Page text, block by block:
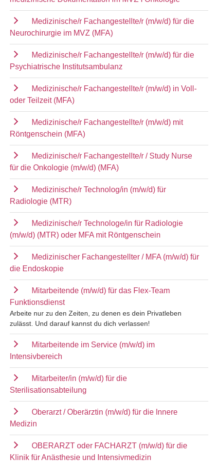
Medizinische/r Fachangestellte/r (m/w/d) für die
Neurochirurgie im MVZ (MFA)
Medizinische/r Fachangestellte/r (m/w/d) für die
Psychiatrische Institutsambulanz
Medizinische/r Fachangestellte/r (m/w/d) in Voll-
oder Teilzeit (MFA)
Medizinische/r Fachangestellte/r (m/w/d) mit
Röntgenschein (MFA)
Medizinische/r Fachangestellte/r / Study Nurse
für die Onkologie (m/w/d) (MFA)
Medizinische/r Technolog/in (m/w/d) für
Radiologie (MTR)
Medizinische/r Technologe/in für Radiologie
(m/w/d) (MTR) oder MFA mit Röntgenschein
Medizinischer Fachangestellter / MFA (m/w/d) für
die Endoskopie
Mitarbeitende (m/w/d) für das Flex-Team
Funktionsdienst
Arbeite nur zu den Zeiten, zu denen es dein Privatleben
zulässt. Und darauf kannst du dich verlassen!
Mitarbeitende im Service (m/w/d) im
Intensivbereich
Mitarbeiter/in (m/w/d) für die
Sterilisationsabteilung
Oberarzt / Oberärztin (m/w/d) für die Innere
Medizin
OBERARZT oder FACHARZT (m/w/d) für die
Klinik für Anästhesie und Intensivmedizin